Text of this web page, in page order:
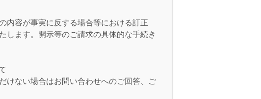
内容が事実に反する場合等における訂正
します。開示等のご請求の具体的な手続き
けない場合はお問い合わせへのご回答、ご